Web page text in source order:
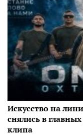
Искусство на
снялись в
клипа